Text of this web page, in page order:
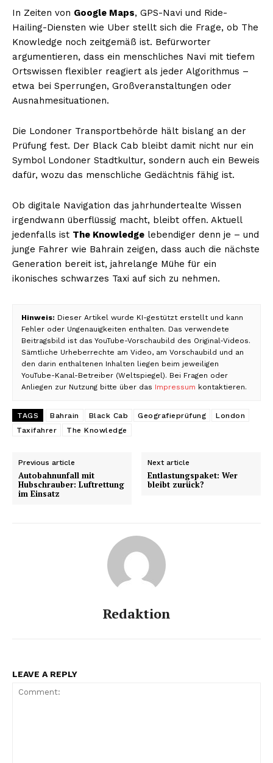
In Zeiten von Google Maps, GPS-Navi und Ride-
Hailing-Diensten wie Uber stellt sich die Frage, ob The
Knowledge noch zeitgemäß ist. Befürworter
argumentieren, dass ein menschliches Navi mit tiefem
Ortswissen flexibler reagiert als jeder Algorithmus –
etwa bei Sperrungen, Großveranstaltungen oder
Ausnahmesituationen.
Die Londoner Transportbehörde hält bislang an der
Prüfung fest. Der Black Cab bleibt damit nicht nur ein
Symbol Londoner Stadtkultur, sondern auch ein Beweis
dafür, wozu das menschliche Gedächtnis fähig ist.
Ob digitale Navigation das jahrhundertealte Wissen
irgendwann überflüssig macht, bleibt offen. Aktuell
jedenfalls ist The Knowledge lebendiger denn je – und
junge Fahrer wie Bahrain zeigen, dass auch die nächste
Generation bereit ist, jahrelange Mühe für ein
ikonisches schwarzes Taxi auf sich zu nehmen.
Hinweis: Dieser Artikel wurde KI-gestützt erstellt und kann
Fehler oder Ungenauigkeiten enthalten. Das verwendete
Beitragsbild ist das YouTube-Vorschaubild des Original-Videos.
Sämtliche Urheberrechte am Video, am Vorschaubild und an
den darin enthaltenen Inhalten liegen beim jeweiligen
YouTube-Kanal-Betreiber (Weltspiegel). Bei Fragen oder
Anliegen zur Nutzung bitte über das Impressum kontaktieren.
TAGS Bahrain Black Cab Geografieprüfung
London
Taxifahrer
The Knowledge
Previous article
Autobahnunfall mit
Hubschrauber: Luftrettung
im Einsatz
Next article
Entlastungspaket: Wer
bleibt zurück?
Redaktion
LEAVE A REPLY